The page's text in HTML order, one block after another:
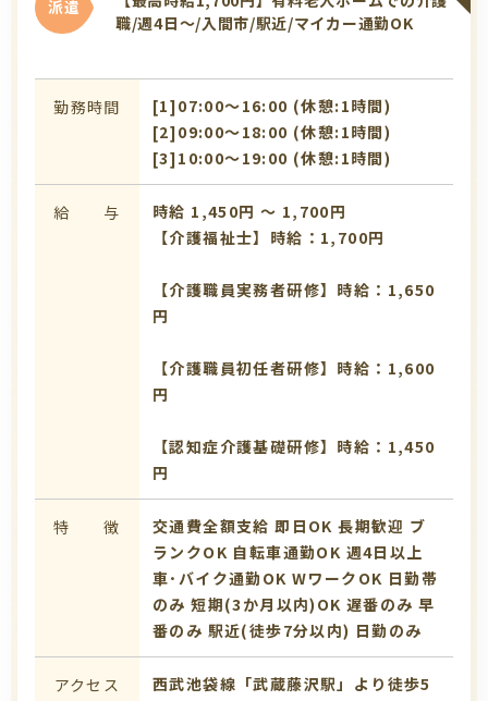
派遣
職/週4日～/入間市/駅近/マイカー通勤OK
勤務時間
[1]07:00〜16:00 (休憩:1時間)
[2]09:00〜18:00 (休憩:1時間)
[3]10:00〜19:00 (休憩:1時間)
給 与
時給 1,450円 〜 1,700円
【介護福祉士】時給：1,700円
【介護職員実務者研修】時給：1,650
円
【介護職員初任者研修】時給：1,600
円
【認知症介護基礎研修】時給：1,450
円
特 徴 交通費全額支給 即日OK 長期歓迎 ブ
ランクOK 自転車通勤OK 週4日以上
車･バイク通勤OK WワークOK 日勤帯
のみ 短期(3か月以内)OK 遅番のみ 早
番のみ 駅近(徒歩7分以内) 日勤のみ
アクセス
西武池袋線「武蔵藤沢駅」より徒歩5